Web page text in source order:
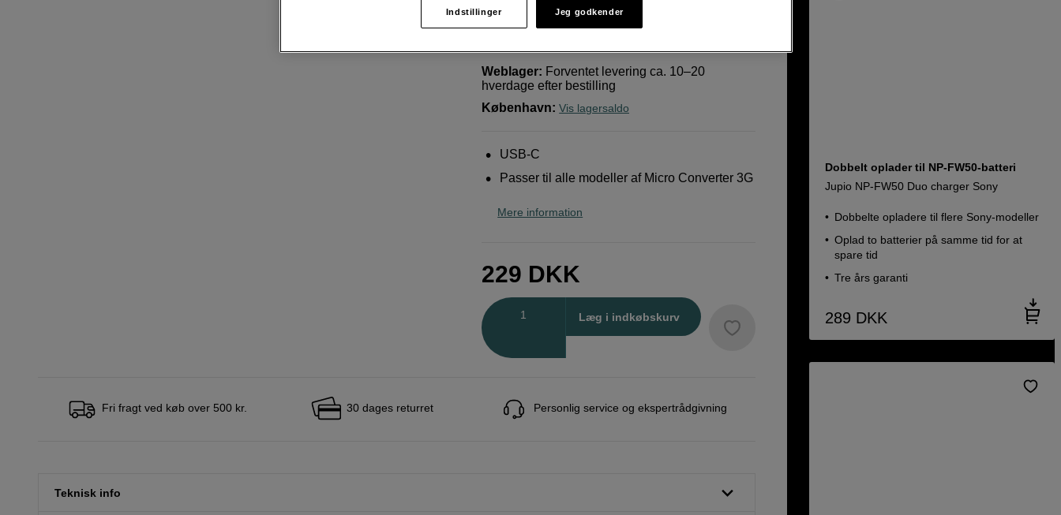
Blackmagic Design
Power Supply - Micro Converter
Weblager: Forventet levering ca. 10–20
hverdage efter bestilling
København: Vis lagersaldo
USB-C
Passer til alle modeller af Micro Converter 3G
Mere information
229 DKK
Læg i indkøbskurv
Fri fragt ved køb over 500 kr. 30 dages returret Personlig service og ekspertrådgivning
Teknisk info
Dobbelt oplader til NP-FW50-batteri
Jupio NP-FW50 Duo charger Sony
Dobbelte opladere til flere Sony-modeller
Oplad to batterier på samme tid for at
spare tid
Tre års garanti
289 DKK
Indstillinger Jeg godkender